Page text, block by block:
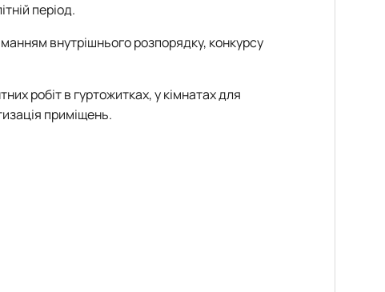
період.
внутрішнього розпорядку, конкурсу
робіт в гуртожитках, у кімнатах для
приміщень.